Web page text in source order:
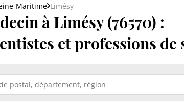
Maritime Limésy
à Limésy (76570) :
et professions de